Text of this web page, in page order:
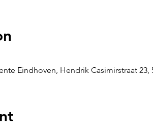
Eindhoven, Hendrik Casimirstraat